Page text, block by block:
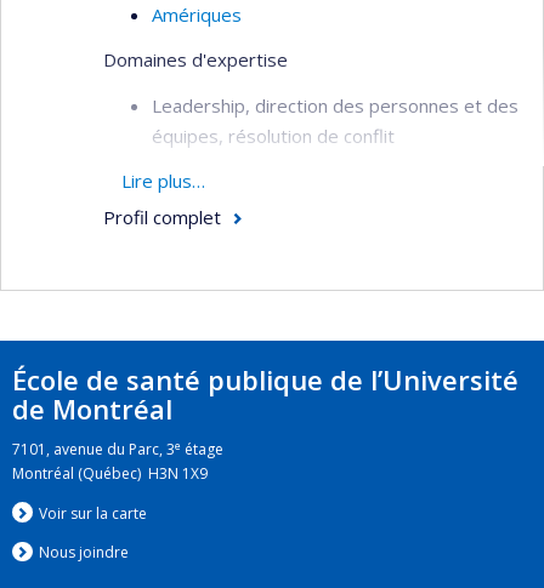
Amériques
Domaines d'expertise
Leadership, direction des personnes et des
équipes, résolution de conflit
Management stratégique et
organisationnel
d’affaires
Gestion en contexte international et
interculturel
Coaching de carrière
Lire plus…
Profil complet
École de santé publique de l’Université
de Montréal
7101, avenue du Parc, 3e étage
Montréal (Québec) H3N 1X9
Voir sur la carte
Nous joindre